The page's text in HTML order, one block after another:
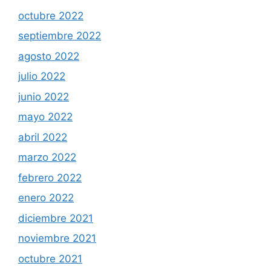
octubre 2022
septiembre 2022
agosto 2022
julio 2022
junio 2022
mayo 2022
abril 2022
marzo 2022
febrero 2022
enero 2022
diciembre 2021
noviembre 2021
octubre 2021